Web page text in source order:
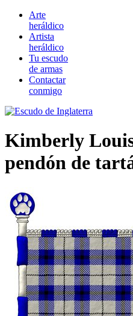
Arte
heráldico
Artista
heráldico
Tu escudo
de armas
Contactar
conmigo
Kimberly
pendón de